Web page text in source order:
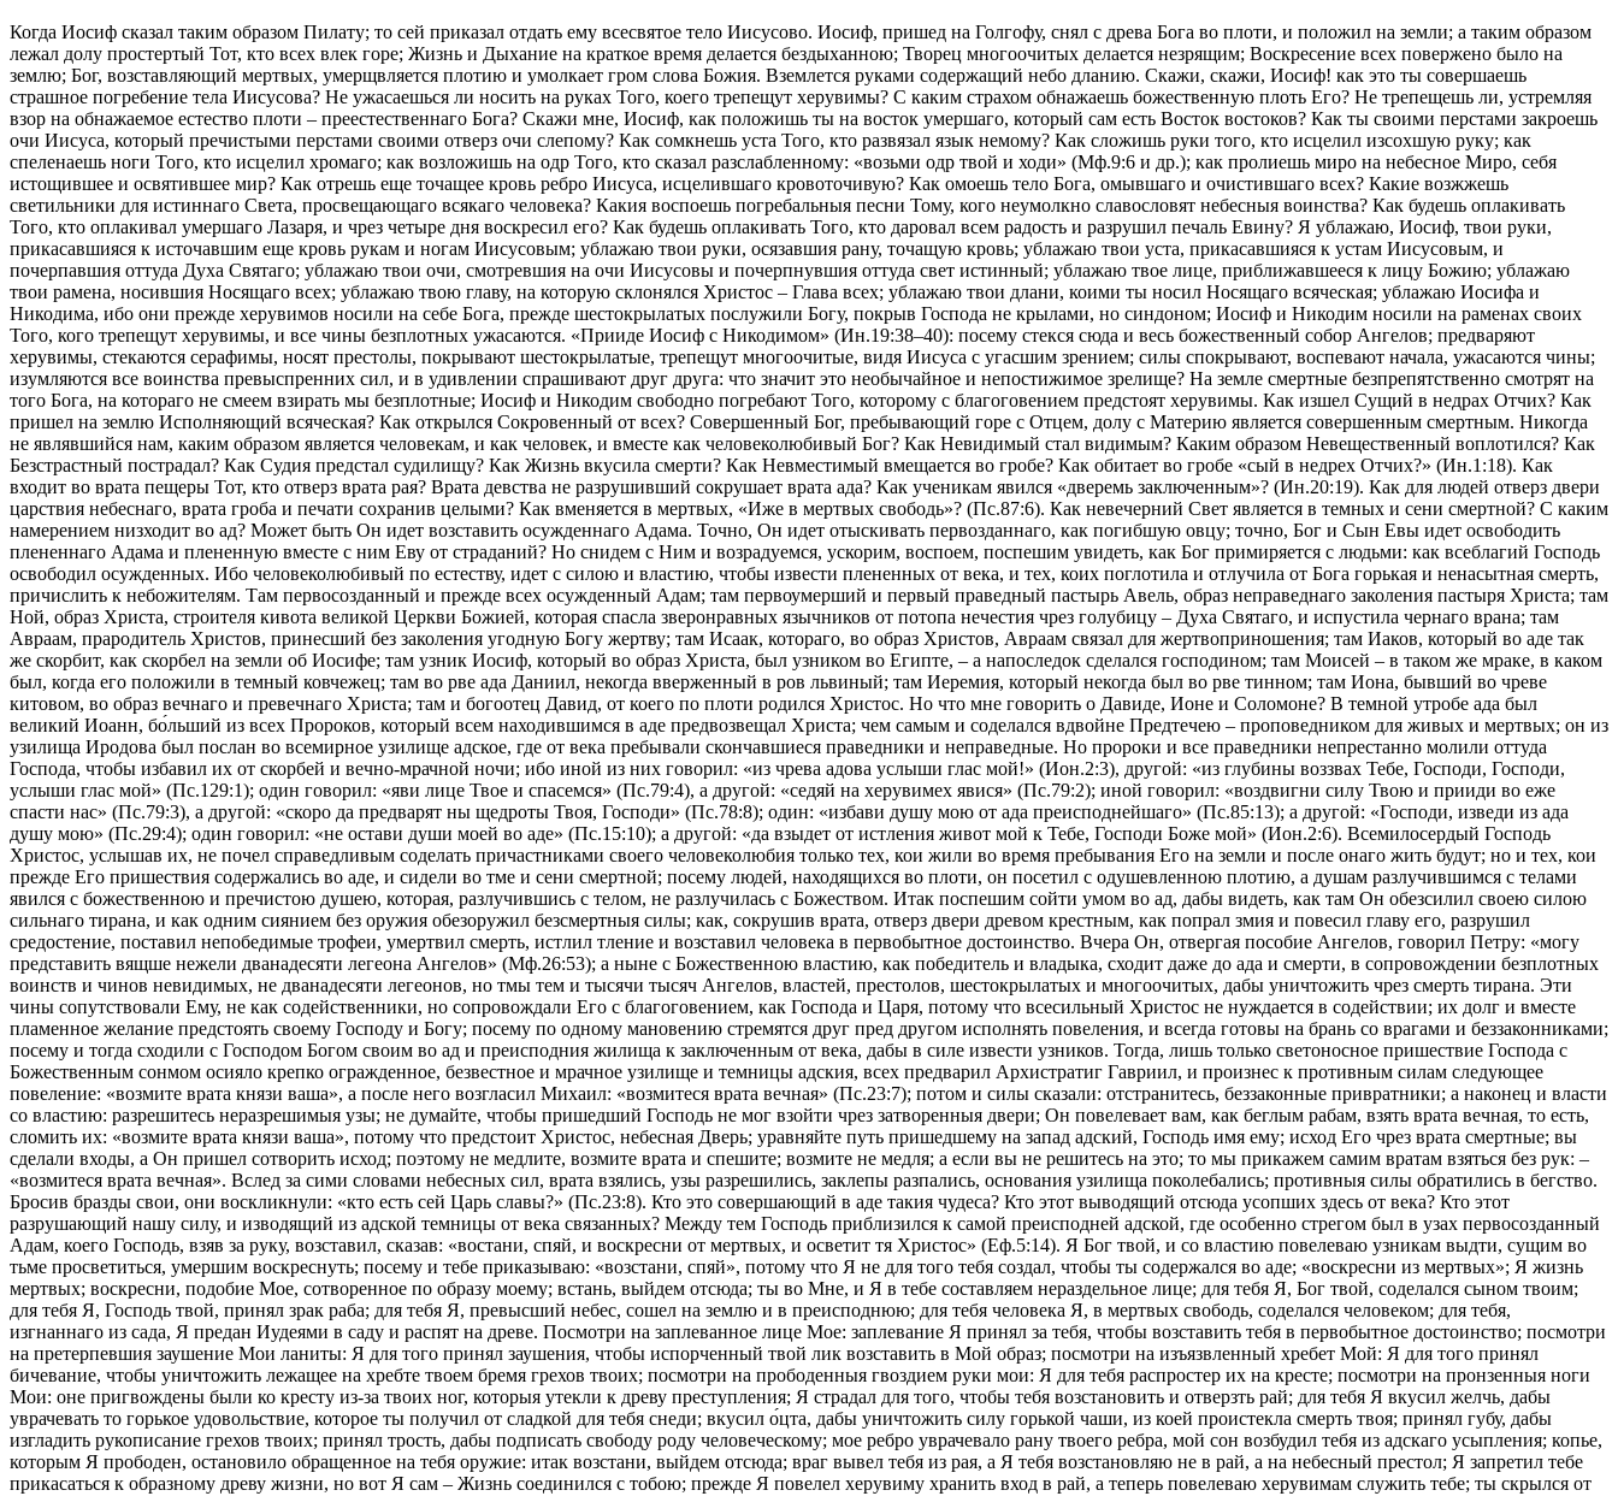
Когда Иосиф сказал таким образом Пилату; то сей приказал отдать ему всесвятое тело Иисусово. Иосиф, пришед на Голгофу, снял с древа Бога во плоти, и положил на земли; а таким образом лежал долу простертый Тот, кто всех влек горе; Жизнь и Дыхание на краткое время делается бездыханною; Творец многоочитых делается незрящим; Воскресение всех повержено было на землю; Бог, возставляющий мертвых, умерщвляется плотию и умолкает гром слова Божия. Вземлется руками содержащий небо дланию. Скажи, скажи, Иосиф! как это ты совершаешь страшное погребение тела Иисусова? Не ужасаешься ли носить на руках Того, коего трепещут херувимы? С каким страхом обнажаешь божественную плоть Его? Не трепещешь ли, устремляя взор на обнажаемое естество плоти – преестественнаго Бога? Скажи мне, Иосиф, как положишь ты на восток умершаго, который сам есть Восток востоков? Как ты своими перстами закроешь очи Иисуса, который пречистыми перстами своими отверз очи слепому? Как сомкнешь уста Того, кто развязал язык немому? Как сложишь руки того, кто исцелил изсохшую руку; как спеленаешь ноги Того, кто исцелил хромаго; как возложишь на одр Того, кто сказал разслабленному: «возьми одр твой и ходи» (Мф.9:6 и др.); как пролиешь миро на небесное Миро, себя истощившее и освятившее мир? Как отрешь еще точащее кровь ребро Иисуса, исцелившаго кровоточивую? Как омоешь тело Бога, омывшаго и очистившаго всех? Какие возжжешь светильники для истиннаго Света, просвещающаго всякаго человека? Какия воспоешь погребальныя песни Тому, кого неумолкно славословят небесныя воинства? Как будешь оплакивать Того, кто оплакивал умершаго Лазаря, и чрез четыре дня воскресил его? Как будешь оплакивать Того, кто даровал всем радость и разрушил печаль Евину? Я ублажаю, Иосиф, твои руки, прикасавшияся к источавшим еще кровь рукам и ногам Иисусовым; ублажаю твои руки, осязавшия рану, точащую кровь; ублажаю твои уста, прикасавшияся к устам Иисусовым, и почерпавшия оттуда Духа Святаго; ублажаю твои очи, смотревшия на очи Иисусовы и почерпнувшия оттуда свет истинный; ублажаю твое лице, приближавшееся к лицу Божию; ублажаю твои рамена, носившия Носящаго всех; ублажаю твою главу, на которую склонялся Христос – Глава всех; ублажаю твои длани, коими ты носил Носящаго всяческая; ублажаю Иосифа и Никодима, ибо они прежде херувимов носили на себе Бога, прежде шестокрылатых послужили Богу, покрыв Господа не крылами, но синдоном; Иосиф и Никодим носили на раменах своих Того, кого трепещут херувимы, и все чины безплотных ужасаются. «Прииде Иосиф с Никодимом» (Ин.19:38–40): посему стекся сюда и весь божественный собор Ангелов; предваряют херувимы, стекаются серафимы, носят престолы, покрывают шестокрылатые, трепещут многоочитые, видя Иисуса с угасшим зрением; силы спокрывают, воспевают начала, ужасаются чины; изумляются все воинства превыспренних сил, и в удивлении спрашивают друг друга: что значит это необычайное и непостижимое зрелище? На земле смертные безпрепятственно смотрят на того Бога, на котораго не смеем взирать мы безплотные; Иосиф и Никодим свободно погребают Того, которому с благоговением предстоят херувимы. Как изшел Сущий в недрах Отчих? Как пришел на землю Исполняющий всяческая? Как открылся Сокровенный от всех? Совершенный Бог, пребывающий горе с Отцем, долу с Материю является совершенным смертным. Никогда не являвшийся нам, каким образом является человекам, и как человек, и вместе как человеколюбивый Бог? Как Невидимый стал видимым? Каким образом Невещественный воплотился? Как Безстрастный пострадал? Как Судия предстал судилищу? Как Жизнь вкусила смерти? Как Невместимый вмещается во гробе? Как обитает во гробе «сый в недрех Отчих?» (Ин.1:18). Как входит во врата пещеры Тот, кто отверз врата рая? Врата девства не разрушивший сокрушает врата ада? Как ученикам явился «дверемь заключенным»? (Ин.20:19). Как для людей отверз двери царствия небеснаго, врата гроба и печати сохранив целыми? Как вменяется в мертвых, «Иже в мертвых свободь»? (Пс.87:6). Как невечерний Свет является в темных и сени смертной? С каким намерением низходит во ад? Может быть Он идет возставить осужденнаго Адама. Точно, Он идет отыскивать первозданнаго, как погибшую овцу; точно, Бог и Сын Евы идет освободить плененнаго Адама и плененную вместе с ним Еву от страданий? Но снидем с Ним и возрадуемся, ускорим, воспоем, поспешим увидеть, как Бог примиряется с людьми: как всеблагий Господь освободил осужденных. Ибо человеколюбивый по естеству, идет с силою и властию, чтобы извести плененных от века, и тех, коих поглотила и отлучила от Бога горькая и ненасытная смерть, причислить к небожителям. Там первосозданный и прежде всех осужденный Адам; там первоумерший и первый праведный пастырь Авель, образ неправеднаго заколения пастыря Христа; там Ной, образ Христа, строителя кивота великой Церкви Божией, которая спасла зверонравных язычников от потопа нечестия чрез голубицу – Духа Святаго, и испустила чернаго врана; там Авраам, прародитель Христов, принесший без заколения угодную Богу жертву; там Исаак, котораго, во образ Христов, Авраам связал для жертвоприношения; там Иаков, который во аде так же скорбит, как скорбел на земли об Иосифе; там узник Иосиф, который во образ Христа, был узником во Египте, – а напоследок сделался господином; там Моисей – в таком же мраке, в каком был, когда его положили в темный ковчежец; там во рве ада Даниил, некогда вверженный в ров львиный; там Иеремия, который некогда был во рве тинном; там Иона, бывший во чреве китовом, во образ вечнаго и превечнаго Христа; там и богоотец Давид, от коего по плоти родился Христос. Но что мне говорить о Давиде, Ионе и Соломоне? В темной утробе ада был великий Иоанн, бо́льший из всех Пророков, который всем находившимся в аде предвозвещал Христа; чем самым и соделался вдвойне Предтечею – проповедником для живых и мертвых; он из узилища Иродова был послан во всемирное узилище адское, где от века пребывали скончавшиеся праведники и неправедные. Но пророки и все праведники непрестанно молили оттуда Господа, чтобы избавил их от скорбей и вечно-мрачной ночи; ибо иной из них говорил: «из чрева адова услыши глас мой!» (Ион.2:3), другой: «из глубины воззвах Тебе, Господи, Господи, услыши глас мой» (Пс.129:1); один говорил: «яви лице Твое и спасемся» (Пс.79:4), а другой: «седяй на херувимех явися» (Пс.79:2); иной говорил: «воздвигни силу Твою и прииди во еже спасти нас» (Пс.79:3), а другой: «скоро да предварят ны щедроты Твоя, Господи» (Пс.78:8); один: «избави душу мою от ада преисподнейшаго» (Пс.85:13); а другой: «Господи, изведи из ада душу мою» (Пс.29:4); один говорил: «не остави души моей во аде» (Пс.15:10); а другой: «да взыдет от истления живот мой к Тебе, Господи Боже мой» (Ион.2:6). Всемилосердый Господь Христос, услышав их, не почел справедливым соделать причастниками своего человеколюбия только тех, кои жили во время пребывания Его на земли и после онаго жить будут; но и тех, кои прежде Его пришествия содержались во аде, и сидели во тме и сени смертной; посему людей, находящихся во плоти, он посетил с одушевленною плотию, а душам разлучившимся с телами явился с божественною и пречистою душею, которая, разлучившись с телом, не разлучилась с Божеством. Итак поспешим сойти умом во ад, дабы видеть, как там Он обезсилил своею силою сильнаго тирана, и как одним сиянием без оружия обезоружил безсмертныя силы; как, сокрушив врата, отверз двери древом крестным, как попрал змия и повесил главу его, разрушил средостение, поставил непобедимые трофеи, умертвил смерть, истлил тление и возставил человека в первобытное достоинство. Вчера Он, отвергая пособие Ангелов, говорил Петру: «могу представить вящше нежели дванадесяти легеона Ангелов» (Мф.26:53); а ныне с Божественною властию, как победитель и владыка, сходит даже до ада и смерти, в сопровождении безплотных воинств и чинов невидимых, не дванадесяти легеонов, но тмы тем и тысячи тысяч Ангелов, властей, престолов, шестокрылатых и многоочитых, дабы уничтожить чрез смерть тирана. Эти чины сопутствовали Ему, не как содейственники, но сопровождали Его с благоговением, как Господа и Царя, потому что всесильный Христос не нуждается в содействии; их долг и вместе пламенное желание предстоять своему Господу и Богу; посему по одному мановению стремятся друг пред другом исполнять повеления, и всегда готовы на брань со врагами и беззаконниками; посему и тогда сходили с Господом Богом своим во ад и преисподния жилища к заключенным от века, дабы в силе извести узников. Тогда, лишь только светоносное пришествие Господа с Божественным сонмом осияло крепко огражденное, безвестное и мрачное узилище и темницы адския, всех предварил Архистратиг Гавриил, и произнес к противным силам следующее повеление: «возмите врата князи ваша», а после него возгласил Михаил: «возмитеся врата вечная» (Пс.23:7); потом и силы сказали: отстранитесь, беззаконные привратники; а наконец и власти со властию: разрешитесь неразрешимыя узы; не думайте, чтобы пришедший Господь не мог взойти чрез затворенныя двери; Он повелевает вам, как беглым рабам, взять врата вечная, то есть, сломить их: «возмите врата князи ваша», потому что предстоит Христос, небесная Дверь; уравняйте путь пришедшему на запад адский, Господь имя ему; исход Его чрез врата смертные; вы сделали входы, а Он пришел сотворить исход; поэтому не медлите, возмите врата и спешите; возмите не медля; а если вы не решитесь на это; то мы прикажем самим вратам взяться без рук: – «возмитеся врата вечная». Вслед за сими словами небесных сил, врата взялись, узы разрешились, заклепы разпались, основания узилища поколебались; противныя силы обратились в бегство. Бросив бразды свои, они воскликнули: «кто есть сей Царь славы?» (Пс.23:8). Кто это совершающий в аде такия чудеса? Кто этот выводящий отсюда усопших здесь от века? Кто этот разрушающий нашу силу, и изводящий из адской темницы от века связанных? Между тем Господь приблизился к самой преисподней адской, где особенно стрегом был в узах первосозданный Адам, коего Господь, взяв за руку, возставил, сказав: «востани, спяй, и воскресни от мертвых, и осветит тя Х